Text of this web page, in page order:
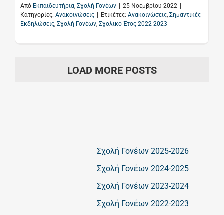
Από Εκπαιδευτήρια, Σχολή Γονέων 25 Νοεμβρίου 2022
Κατηγορίες: Ανακοινώσεις Ετικέτες: Ανακοινώσεις, Σημαντικές
Εκδηλώσεις, Σχολή Γονέων, Σχολικό Έτος 2022-2023
LOAD MORE POSTS
Σχολή Γονέων 2025-2026
Σχολή Γονέων 2024-2025
Σχολή Γονέων 2023-2024
Σχολή Γονέων 2022-2023